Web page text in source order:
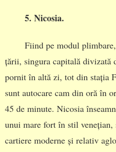
5. Nicosia.
Fiind pe modul
țării, singura capitală divizată
pornit în altă zi, tot din stația
sunt autocare cam din oră în
45 de minute. Nicosia
unui mare fort în stil
cartiere moderne și relativ